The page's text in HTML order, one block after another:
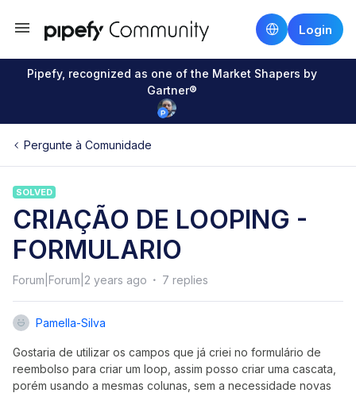
Login
Pipefy, recognized as one of the Market Shapers by
Gartner®
Pergunte à Comunidade
SOLVED
CRIAÇÃO DE LOOPING -
FORMULARIO
Forum|Forum|2 years ago 7 replies
Pamella-Silva
Gostaria de utilizar os campos que já criei no formulário de
reembolso para criar um loop, assim posso criar uma cascata,
porém usando a mesmas colunas, sem a necessidade novas